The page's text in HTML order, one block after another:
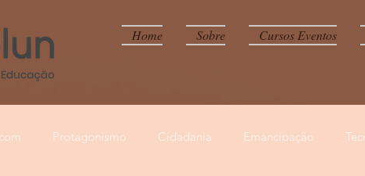
Home Sobre Cursos Eventos
Protagonismo Cidadania Emancipação